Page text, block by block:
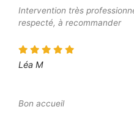
Intervention très
respecté, à recommander
Léa M
Bon accueil